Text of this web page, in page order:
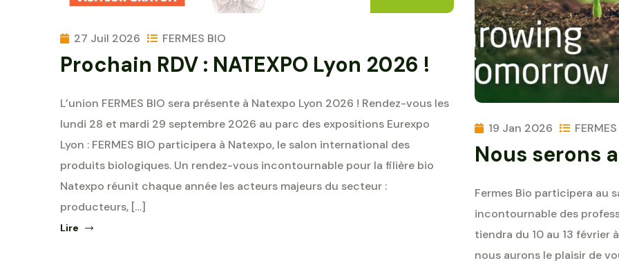
27 Juil 2026 FERMES BIO
Prochain RDV : NATEXPO Lyon 2026 !
L’union FERMES BIO sera présente à Natexpo Lyon 2026 ! Rendez-vous les
lundi 28 et mardi 29 septembre 2026 au parc des expositions Eurexpo
Lyon : FERMES BIO participera à Natexpo, le salon international des
produits biologiques. Un rendez-vous incontournable pour la filière bio
Natexpo réunit chaque année les acteurs majeurs du secteur :
producteurs, […]
Lire
19 Jan 2026
Nous serons
Fermes Bio participera au
incontournable des
tiendra du 10 au 13 février
nous aurons le plaisir de